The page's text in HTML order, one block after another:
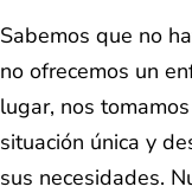
Sabemos que no
no ofrecemos un
lugar, nos
situación única y
sus necesidades.